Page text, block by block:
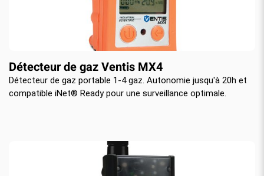
Détecteur de gaz Ventis MX4
Détecteur de gaz portable 1-4 gaz. Autonomie jusqu'à 20h et
compatible iNet® Ready pour une surveillance optimale.